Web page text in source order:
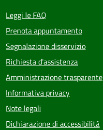
Leggi le FAQ
Prenota appuntamento
Segnalazione disservizio
Richiesta d'assistenza
Amministrazione trasparente
Informativa privacy
Note legali
Dichiarazione di accessibilità